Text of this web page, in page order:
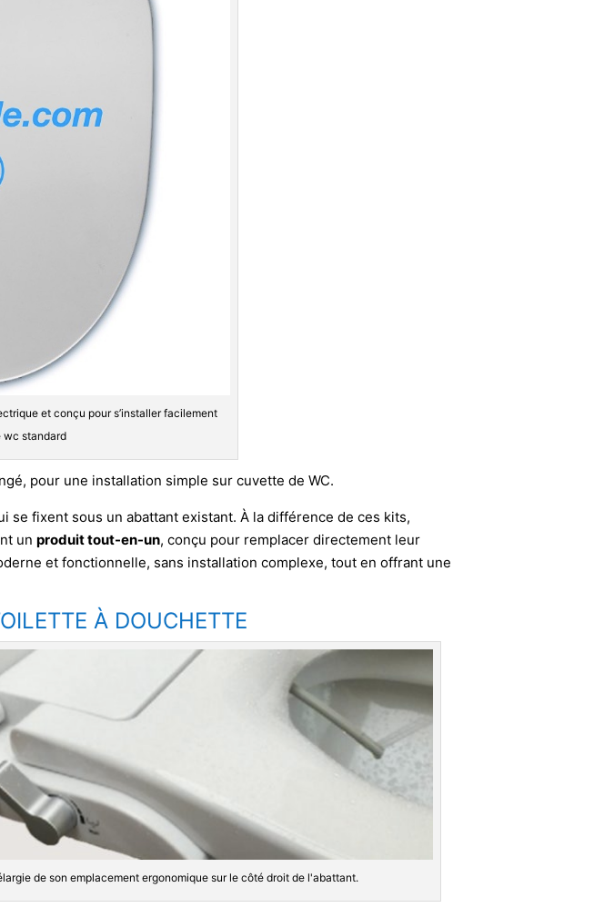
et conçu pour s’installer facilement
wc standard
pour une installation simple sur cuvette de WC.
se fixent sous un abattant existant. À la différence de ces kits,
un produit tout-en-un, conçu pour remplacer directement leur
et fonctionnelle, sans installation complexe, tout en offrant une
À DOUCHETTE
de son emplacement ergonomique sur le côté droit de l'abattant.